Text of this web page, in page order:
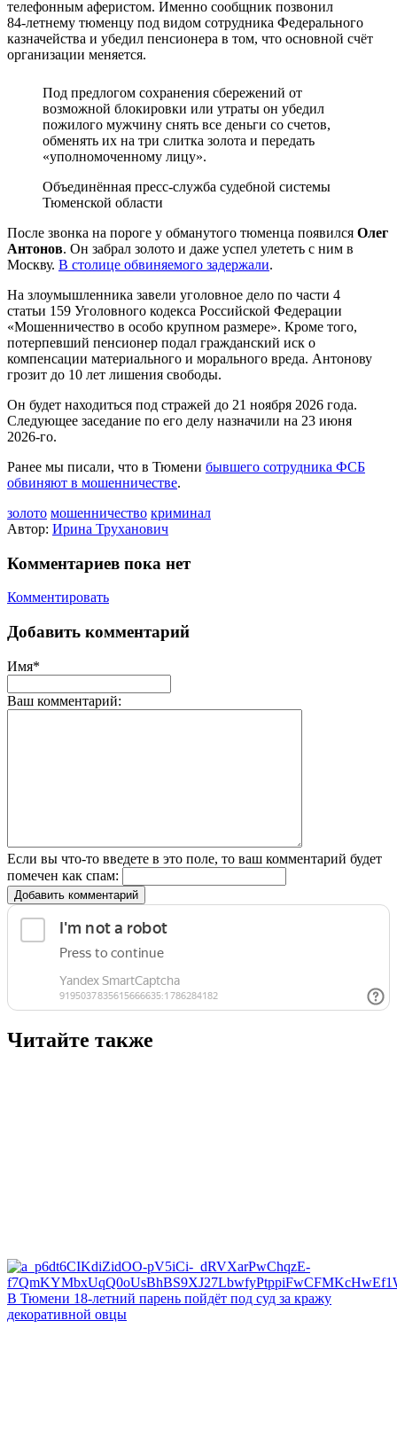
телефонным аферистом. Именно сообщник позвонил
84‑летнему тюменцу под видом сотрудника Федерального
казначейства и убедил пенсионера в том, что основной счёт
организации меняется.
Под предлогом сохранения сбережений от
возможной блокировки или утраты он убедил
пожилого мужчину снять все деньги со счетов,
обменять их на три слитка золота и передать
«уполномоченному лицу».
Объединённая пресс‑служба судебной системы
Тюменской области
После звонка на пороге у обманутого тюменца появился Олег
Антонов. Он забрал золото и даже успел улететь с ним в
Москву. В столице обвиняемого задержали.
На злоумышленника завели уголовное дело по части 4
статьи 159 Уголовного кодекса Российской Федерации
«Мошенничество в особо крупном размере». Кроме того,
потерпевший пенсионер подал гражданский иск о
компенсации материального и морального вреда. Антонову
грозит до 10 лет лишения свободы.
Он будет находиться под стражей до 21 ноября 2026 года.
Следующее заседание по его делу назначили на 23 июня
2026‑го.
Ранее мы писали, что в Тюмени бывшего сотрудника ФСБ
обвиняют в мошенничестве.
золото мошенничество криминал
Автор: Ирина Труханович
Комментариев пока нет
Комментировать
Добавить комментарий
Имя*
Ваш комментарий:
Если вы что-то введете в это поле, то ваш комментарий будет
помечен как спам:
Добавить комментарий
Читайте также
В Тюмени 18‑летний парень пойдёт под суд за кражу
декоративной овцы